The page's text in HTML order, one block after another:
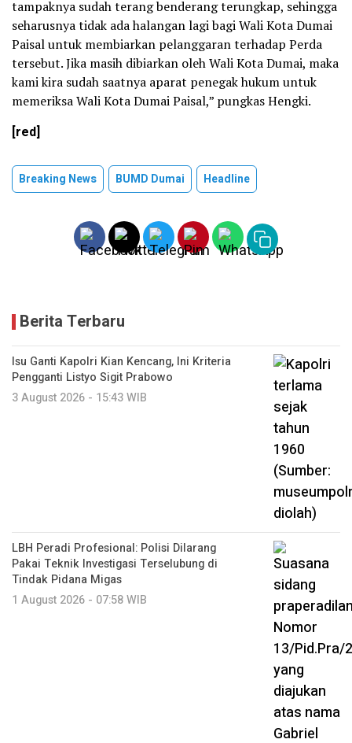
tampaknya sudah terang benderang terungkap, sehingga
seharusnya tidak ada halangan lagi bagi Wali Kota Dumai
Paisal untuk membiarkan pelanggaran terhadap Perda
tersebut. Jika masih dibiarkan oleh Wali Kota Dumai, maka
kami kira sudah saatnya aparat penegak hukum untuk
memeriksa Wali Kota Dumai Paisal,” pungkas Hengki.
[red]
Breaking News BUMD Dumai Headline
Berita Terbaru
Isu Ganti Kapolri Kian Kencang, Ini Kriteria
Pengganti Listyo Sigit Prabowo
3 August 2026 - 15:43 WIB
LBH Peradi Profesional: Polisi Dilarang
Pakai Teknik Investigasi Terselubung di
Tindak Pidana Migas
1 August 2026 - 07:58 WIB